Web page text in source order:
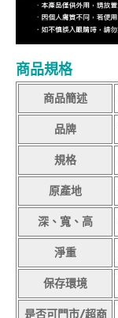
商品規格
商品簡述
品牌
規格
原產地
深、寬、高
淨重
保存環境
是否可門市/超商